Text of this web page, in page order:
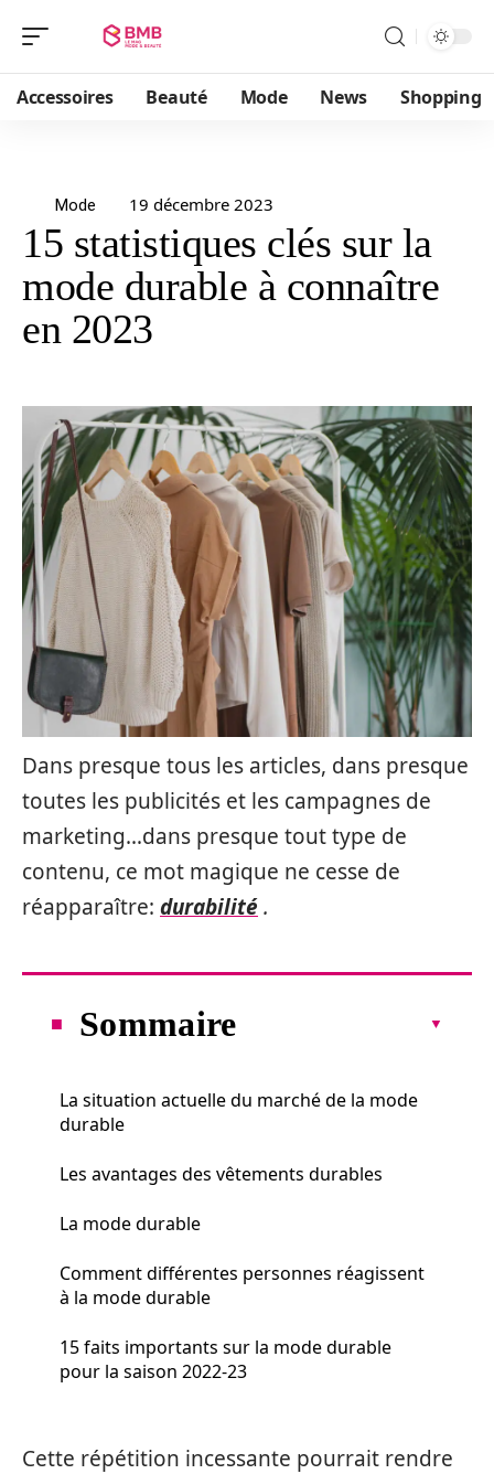
Accessoires Beauté Mode News Shopping
Mode 19 décembre 2023
15 statistiques clés sur la
mode durable à connaître
en 2023
Dans presque tous les articles, dans presque
toutes les publicités et les campagnes de
marketing…dans presque tout type de
contenu, ce mot magique ne cesse de
réapparaître: durabilité.
Sommaire
La situation actuelle du marché de la mode
durable
Les avantages des vêtements durables
La mode durable
Comment différentes personnes réagissent
à la mode durable
15 faits importants sur la mode durable
pour la saison 2022-23
Cette répétition incessante pourrait rendre